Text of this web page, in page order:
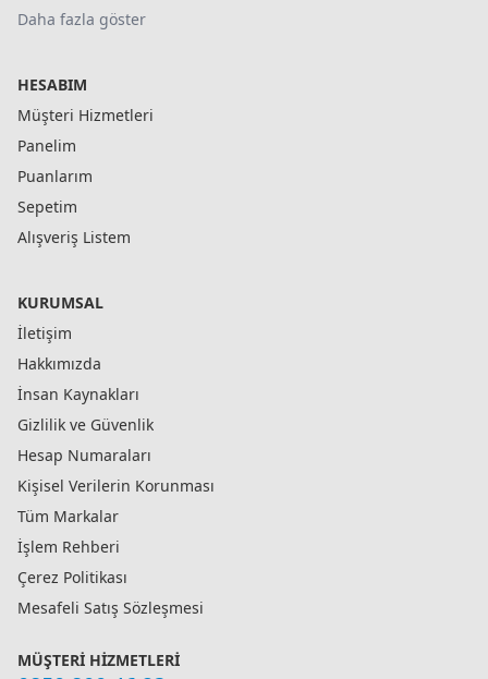
Daha fazla göster
HESABIM
Müşteri Hizmetleri
Panelim
Puanlarım
Sepetim
Alışveriş Listem
KURUMSAL
İletişim
Hakkımızda
İnsan Kaynakları
Gizlilik ve Güvenlik
Hesap Numaraları
Kişisel Verilerin Korunması
Tüm Markalar
İşlem Rehberi
Çerez Politikası
Mesafeli Satış Sözleşmesi
MÜŞTERI HIZMETLERI